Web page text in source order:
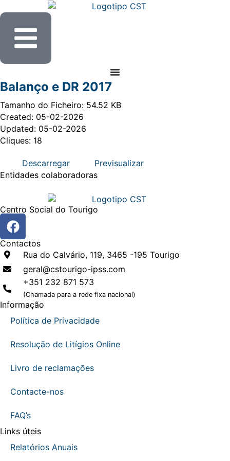
Balanço e DR 2017
Tamanho do Ficheiro: 54.52 KB
Created: 05-02-2026
Updated: 05-02-2026
Cliques: 18
Descarregar
Previsualizar
Entidades colaboradoras
Centro Social do Tourigo
Contactos
Rua do Calvário, 119, 3465 -195 Tourigo
geral@cstourigo-ipss.com
+351 232 871 573
(Chamada para a rede fixa nacional)
Informação
Política de Privacidade
Resolução de Litígios Online
Livro de reclamações
Contacte-nos
FAQ’s
Links úteis
Relatórios Anuais